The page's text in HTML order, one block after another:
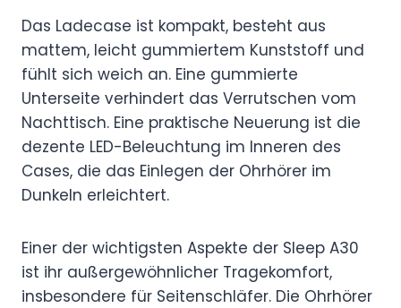
Das Ladecase ist kompakt, besteht aus
mattem, leicht gummiertem Kunststoff und
fühlt sich weich an. Eine gummierte
Unterseite verhindert das Verrutschen vom
Nachttisch. Eine praktische Neuerung ist die
dezente LED-Beleuchtung im Inneren des
Cases, die das Einlegen der Ohrhörer im
Dunkeln erleichtert.
Einer der wichtigsten Aspekte der Sleep A30
ist ihr außergewöhnlicher Tragekomfort,
insbesondere für Seitenschläfer. Die Ohrhörer